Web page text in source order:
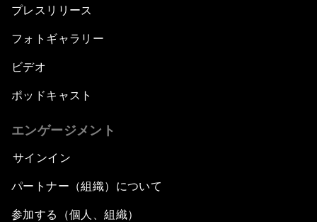
プレスリリース
フォトギャラリー
ビデオ
ポッドキャスト
エンゲージメント
サインイン
パートナー（組織）について
参加する（個人、組織）